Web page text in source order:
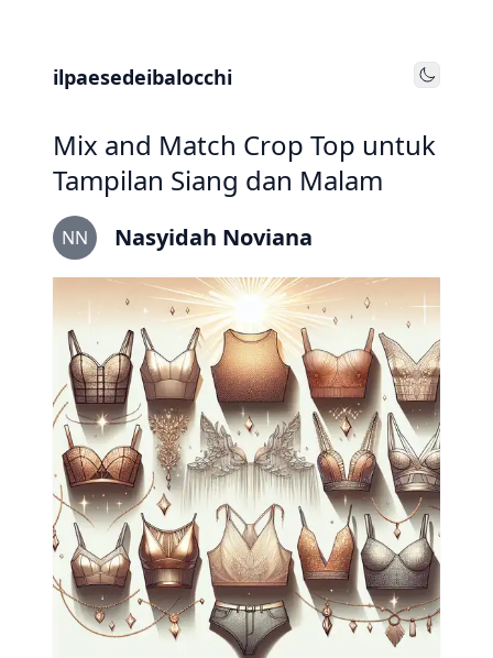
ilpaesedeibalocchi Toggle
Mix and Match Crop Top untuk
Tampilan Siang dan Malam
NN Nasyidah Noviana